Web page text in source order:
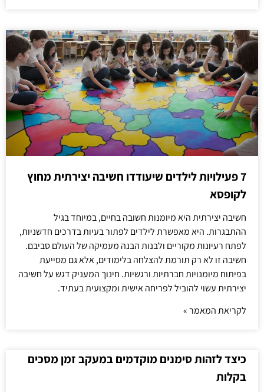
7 פעילויות לילדים שיעודדו חשיבה יצירתית מחוץ
לקופסא
חשיבה יצירתית היא מיומנות חשובה בחיים, במיוחד בגיל
ההתבגרות. היא מאפשרת לילדים לפתור בעיות בדרכים חדשניות,
לפתח רעיונות מקוריים ולבנות הבנה מעמיקה של העולם סביבם.
חשיבה זו לא רק תורמת להצלחה בלימודים, אלא גם מסייעת
בפיתוח מיומנויות חברתיות ורגשיות. חינוך המעניק דגש על חשיבה
יצירתית עשוי להוביל לפריחה אישית ומקצועית בעתיד.
לקריאת המאמר »
כיצד לזהות סימנים מוקדמים במעקב זמן מסכים
בקלות